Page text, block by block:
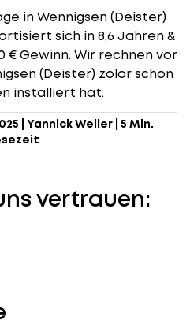
in Wennigsen (Deister)
sich in 8,6 Jahren &
€ Gewinn. Wir rechnen vor
(Deister) zolar schon
installiert hat.
Yannick Weiler| 5 Min.
vertrauen: